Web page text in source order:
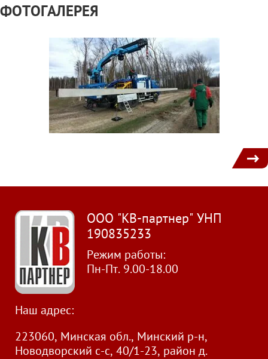
ФОТОГАЛЕРЕЯ
ООО "КВ-партнер" УНП
190835233
Режим работы:
Пн-Пт. 9.00-18.00
Наш адрес:
223060, Минская обл., Минский р-н,
Новодворский с-с, 40/1-23, район д.